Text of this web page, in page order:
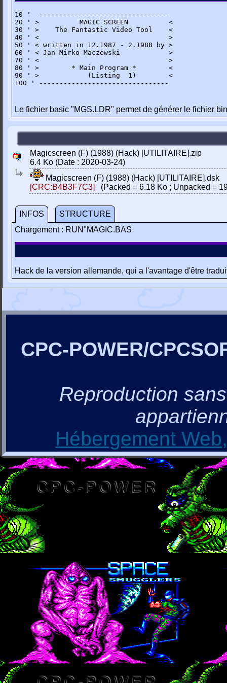
10 '  --------------------------------
20 ' >          MAGIC SCREEN          <
30 ' >    The Fantastic Video Tool    <
40 ' <                                >
50 ' < written in 12.1987 - 2.1988 by >
60 ' < Jan-Mirko Maczewski            >
70 ' <                                >
80 ' >        * Main Program *        <
90 ' >            (Listing  1)        <
100 ' --------------------------------
Le fichier basic "MGS.LDR" permet de générer le fichier
Magicscreen (F) (1988) (Hack) [UTILITAIRE].zip
6.4 Ko (Date : 2020-03-24)
Magicscreen (F) (1988) (Hack) [UTILITAIRE].dsk
[CRC:B4B3F7C3]
(Packed = 6.18 Ko ; Unpacked =
INFOS
STRUCTURE
Chargement : RUN"MAGIC.BAS
Hack de la version allemande, qui a l'avantage d'être
CPC-POWER/
Reproduction
Hébergement